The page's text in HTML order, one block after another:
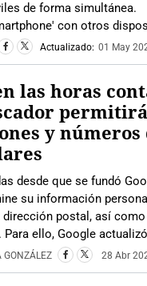
de forma simultánea.
con otros
Actualizado: 01 May
las horas
permitirá
y números
desde que se fundó
su información
postal, así
ello, Google actualizó
GONZÁLEZ 28 Abr